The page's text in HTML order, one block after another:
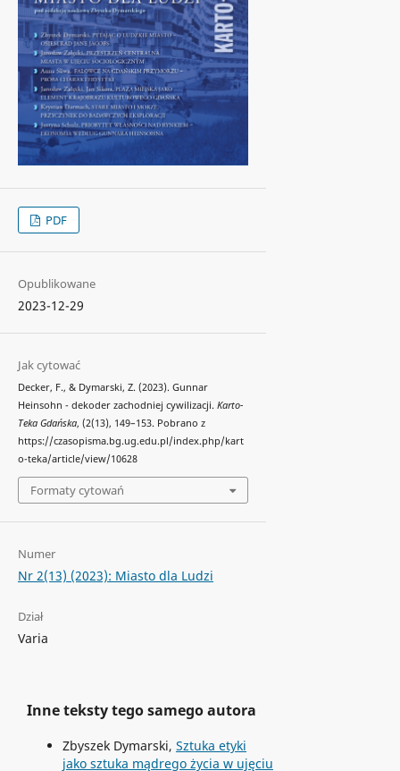
PDF
Opublikowane
2023-12-29
Jak cytować
Decker, F., & Dymarski, Z. (2023). Gunnar
Heinsohn - dekoder zachodniej cywilizacji. Karto-
Teka Gdańska, (2(13), 149–153. Pobrano z
https://czasopisma.bg.ug.edu.pl/index.php/kart
o-teka/article/view/10628
Formaty cytowań
Numer
Nr 2(13) (2023): Miasto dla Ludzi
Dział
Varia
Inne teksty tego samego autora
Zbyszek Dymarski, Sztuka etyki
jako sztuka mądrego życia w ujęciu